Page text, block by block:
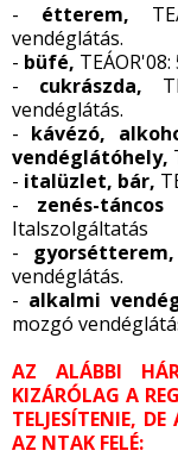
- étterem,
vendéglátás.
- büfé,
- cukrászda,
vendéglátás.
- kávézó,
vendéglátóhely,
- italüzlet, bár,
- zenés-táncos
Italszolgáltatás
- gyorsétterem,
vendéglátás.
- alkalmi
mozgó
AZ ALÁBBI
KIZÁRÓLAG A
TELJESÍTENIE,
AZ NTAK FELÉ: